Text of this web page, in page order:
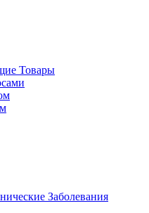
Товары
Заболевания